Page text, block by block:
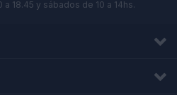
a 18.45 y sábados de 10 a 14hs.